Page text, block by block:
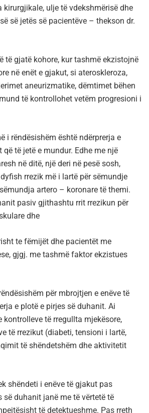
kirurgjikale, ulje të vdekshmërisë dhe
së jetës së pacientëve – thekson dr.
të gjatë kohore, kur tashmë ekzistojnë
në enët e gjakut, si ateroskleroza,
aneurizmatike, dëmtimet bëhen
të kontrollohet vetëm progresioni i
i rëndësishëm është ndërprerja e
të jetë e mundur. Edhe me një
në ditë, një deri në pesë sosh,
rrezik më i lartë për sëmundje
artero – koronare të themi.
pasiv gjithashtu rrit rrezikun për
dhe
te fëmijët dhe pacientët me
gjgj. me tashmë faktor ekzistues
për mbrojtjen e enëve të
e plotë e pirjes së duhanit. Ai
kontrolleve të rregullta mjekësore,
të rrezikut (diabeti, tensioni i lartë,
të shëndetshëm dhe aktivitetit
shëndeti i enëve të gjakut pas
së duhanit janë me të vërtetë të
të detektueshme. Pas rreth